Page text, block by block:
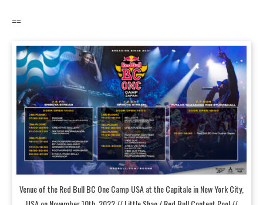
==
Venue of the Red Bull BC One Camp USA at the Capitale in New York City,